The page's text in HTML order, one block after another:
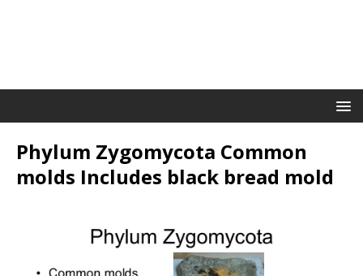
Phylum Zygomycota Common
molds Includes black bread mold